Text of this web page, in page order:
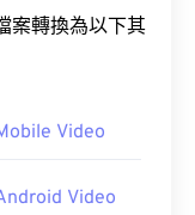
案轉換為以下其
Video
Video